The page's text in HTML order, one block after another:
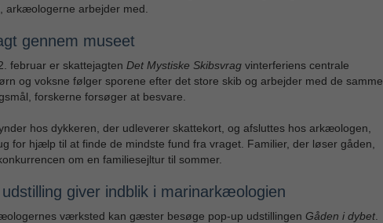
arkæologerne arbejder med.
gennem museet
februar er skattejagten Det Mystiske Skibsvragvinterferiens centrale
og voksne følger sporene efter det store skib og arbejder med de samme
forskerne forsøger at besvare.
hos dykkeren, der udleverer skattekort, og afsluttes hos arkæologen,
for hjælp til at finde de mindste fund fra vraget. Familier, der løser gåden,
om en familiesejltur til sommer.
giver indblik i marinarkæologien
værksted kan gæster besøge pop-up udstillingen Gåden i dybet.